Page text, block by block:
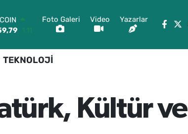
0.32
ALTIN
0.03
Foto Galeri Video Yazarlar
TEKNOLOJİ
Kültür ve